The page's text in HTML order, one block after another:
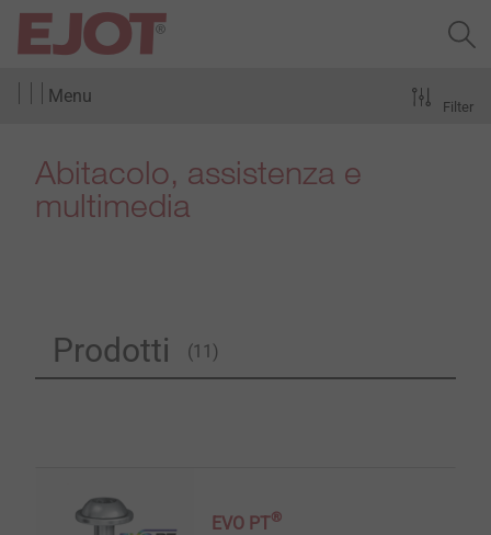
Menu
Abitacolo, assistenza e
multimedia
Prodotti (11)
Filter
EVO PT®